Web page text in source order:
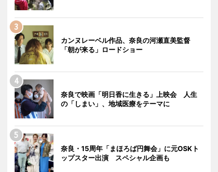
カンヌレーベル作品、奈良の河瀬直美監督
「朝が来る」ロードショー
奈良で映画「明日香に生きる」上映会 人生
の「しまい」、地域医療をテーマに
奈良・15周年「まほろば円舞会」に元OSKト
ップスター出演 スペシャル企画も